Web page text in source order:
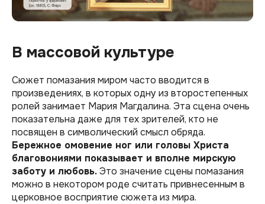
В массовой культуре
Сюжет помазания миром часто вводится в
произведениях, в которых одну из второстепенных
ролей занимает Мария Магдалина. Эта сцена очень
показательна даже для тех зрителей, кто не
посвящен в символический смысл обряда.
Бережное омовение ног или головы Христа
благовониями показывает и вполне мирскую
заботу и любовь.Это значение сцены помазания
можно в некотором роде считать привнесенным в
церковное восприятие сюжета из мира.